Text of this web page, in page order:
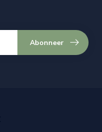
Abonneer